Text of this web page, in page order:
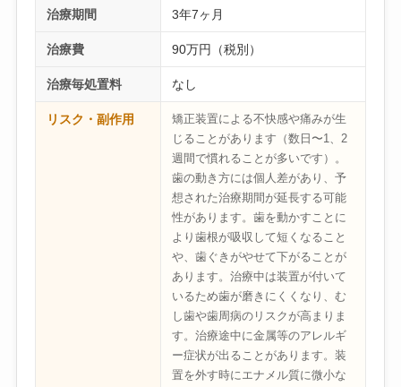
治療期間 3年7ヶ月
治療費 90万円（税別）
治療毎処置料 なし
リスク・副作用
矯正装置による不快感や痛みが生
じることがあります（数日〜1、2
週間で慣れることが多いです）。
歯の動き方には個人差があり、予
想された治療期間が延長する可能
性があります。歯を動かすことに
より歯根が吸収して短くなること
や、歯ぐきがやせて下がることが
あります。治療中は装置が付いて
いるため歯が磨きにくくなり、む
し歯や歯周病のリスクが高まりま
す。治療途中に金属等のアレルギ
ー症状が出ることがあります。装
置を外す時にエナメル質に微小な